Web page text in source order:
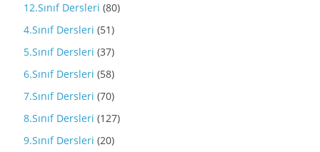
12.Sınıf Dersleri (80)
4.Sınıf Dersleri (51)
5.Sınıf Dersleri (37)
6.Sınıf Dersleri (58)
7.Sınıf Dersleri (70)
8.Sınıf Dersleri (127)
9.Sınıf Dersleri (20)